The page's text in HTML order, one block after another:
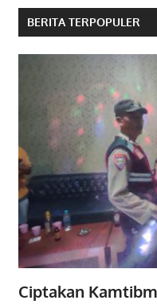
BERITA TERPOPULER
Ciptakan